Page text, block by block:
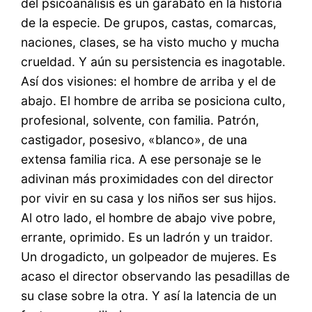
del psicoanálisis es un garabato en la historia
de la especie. De grupos, castas, comarcas,
naciones, clases, se ha visto mucho y mucha
crueldad. Y aún su persistencia es inagotable.
Así dos visiones: el hombre de arriba y el de
abajo. El hombre de arriba se posiciona culto,
profesional, solvente, con familia. Patrón,
castigador, posesivo, «blanco», de una
extensa familia rica. A ese personaje se le
adivinan más proximidades con del director
por vivir en su casa y los niños ser sus hijos.
Al otro lado, el hombre de abajo vive pobre,
errante, oprimido. Es un ladrón y un traidor.
Un drogadicto, un golpeador de mujeres. Es
acaso el director observando las pesadillas de
su clase sobre la otra. Y así la latencia de un